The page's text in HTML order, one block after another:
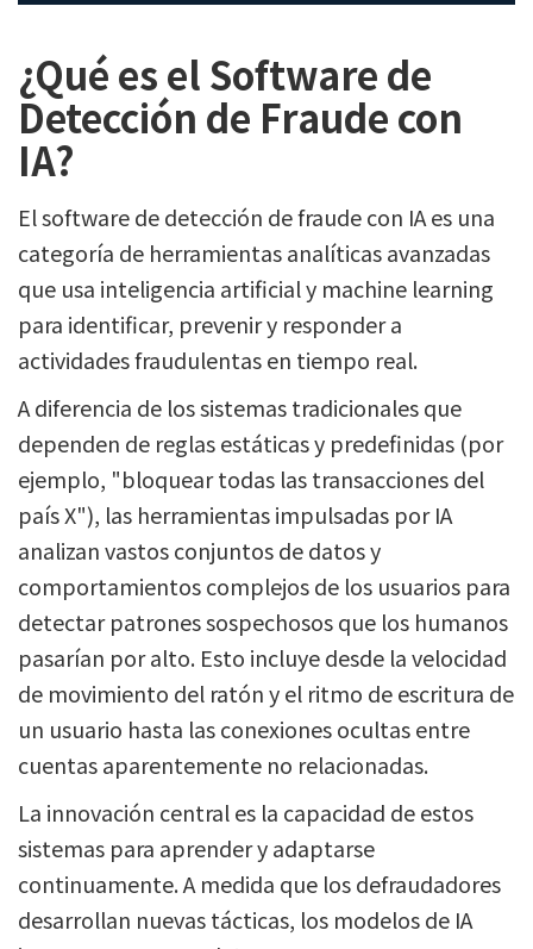
¿Qué es el Software de
Detección de Fraude con
IA?
El software de detección de fraude con IA es una
categoría de herramientas analíticas avanzadas
que usa inteligencia artificial y machine learning
para identificar, prevenir y responder a
actividades fraudulentas en tiempo real.
A diferencia de los sistemas tradicionales que
dependen de reglas estáticas y predefinidas (por
ejemplo, "bloquear todas las transacciones del
país X"), las herramientas impulsadas por IA
analizan vastos conjuntos de datos y
comportamientos complejos de los usuarios para
detectar patrones sospechosos que los humanos
pasarían por alto. Esto incluye desde la velocidad
de movimiento del ratón y el ritmo de escritura de
un usuario hasta las conexiones ocultas entre
cuentas aparentemente no relacionadas.
La innovación central es la capacidad de estos
sistemas para aprender y adaptarse
continuamente. A medida que los defraudadores
desarrollan nuevas tácticas, los modelos de IA